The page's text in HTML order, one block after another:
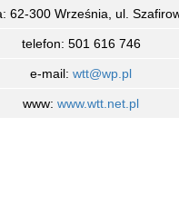
62-300 Września, ul.
telefon: 501 616 746
e-mail: wtt@wp.pl
www: www.wtt.net.pl